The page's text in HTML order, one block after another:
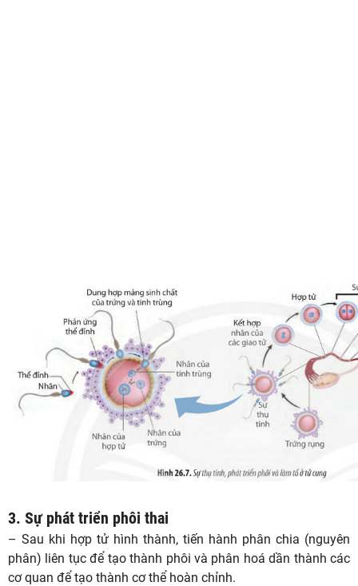
3. Sự phát triển phôi thai
– Sau khi hợp tử hình thành, tiến hành phân chia (nguyên
phân) liên tục để tạo thành phôi và phân hoá dần thành các
cơ quan để tạo thành cơ thể hoàn chỉnh.